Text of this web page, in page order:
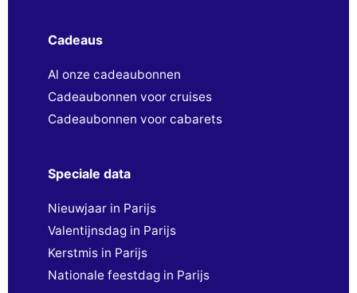
Cadeaus
Al onze cadeaubonnen
Cadeaubonnen voor cruises
Cadeaubonnen voor cabarets
Speciale data
Nieuwjaar in Parijs
Valentijnsdag in Parijs
Kerstmis in Parijs
Nationale feestdag in Parijs